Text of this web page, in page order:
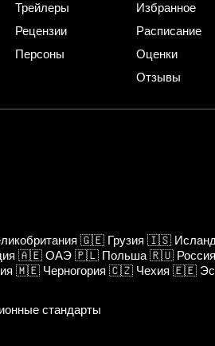
Трейлеры
Рецензии
Персоны
Избранное
Расписание
Оценки
Отзывы
🇬🇪 Грузия 🇮🇸
🇦🇪 ОАЭ 🇵🇱 Польша 🇷🇺 Россия
🇲🇪 Черногория 🇨🇿 Чехия 🇪🇪
стандарты